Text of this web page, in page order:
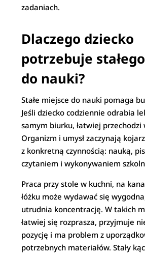
zadaniach.
Dlaczego dziecko
potrzebuje
do nauki?
Stałe miejsce do nauki pomaga
Jeśli dziecko codziennie odrabia
samym biurku, łatwiej
Organizm i umysł zaczynają
z konkretną czynnością: nauką,
czytaniem i wykonywaniem
Praca przy stole w kuchni, na
łóżku może wydawać się
utrudnia koncentrację. W takich
łatwiej się rozprasza, przyjmuje
pozycję i ma problem z
potrzebnych materiałów. Stały